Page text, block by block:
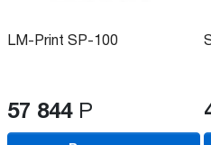
LM-Print SP-100
57 844 Р